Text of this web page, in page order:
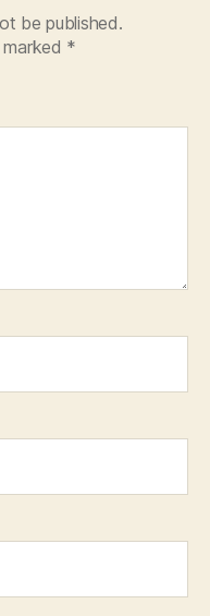
be published.
*